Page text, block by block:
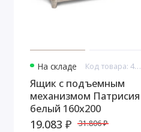
На складе Код товара: 44949
Ящик с подъемным
механизмом Патрисия
белый 160х200
19.083 ₽ 31.806 ₽